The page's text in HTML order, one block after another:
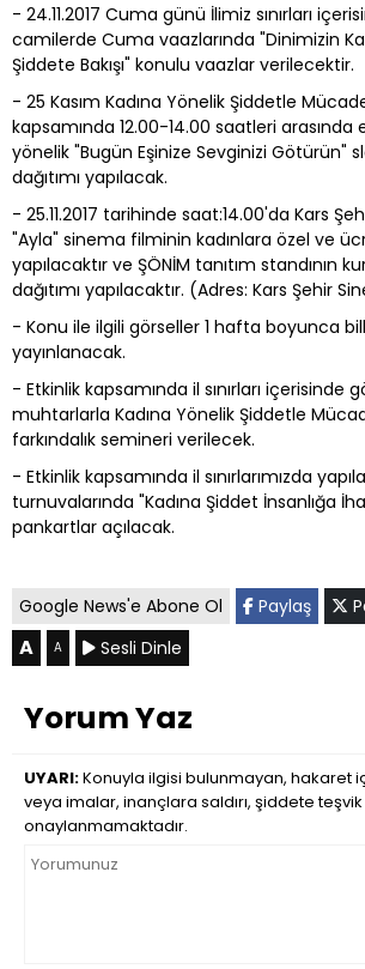
- 24.11.2017 Cuma günü İlimiz sınırları
camilerde Cuma vaazlarında "Dinimizin
Şiddete Bakışı" konulu vaazlar verilecektir.
- 25 Kasım Kadına Yönelik Şiddetle
kapsamında 12.00-14.00 saatleri
yönelik "Bugün Eşinize Sevginizi Götürün"
dağıtımı yapılacak.
- 25.11.2017 tarihinde saat:14.00'da Kars
"Ayla" sinema filminin kadınlara özel ve
yapılacaktır ve ŞÖNİM tanıtım standının
dağıtımı yapılacaktır. (Adres: Kars Şehir
- Konu ile ilgili görseller 1 hafta boyunca
yayınlanacak.
- Etkinlik kapsamında il sınırları içerisinde
muhtarlarla Kadına Yönelik Şiddetle
farkındalık semineri verilecek.
- Etkinlik kapsamında il sınırlarımızda
turnuvalarında "Kadına Şiddet İnsanlığa
pankartlar açılacak.
Google News'e Abone Ol Paylaş
A A Sesli Dinle
Yorum Yaz
UYARI:Konuyla ilgisi bulunmayan, hakaret
veya imalar, inançlara saldırı, şiddete teşvik
onaylanmamaktadır.